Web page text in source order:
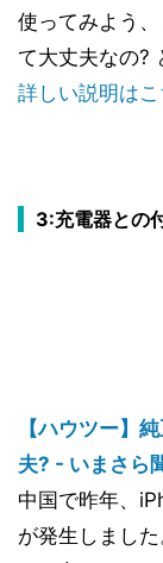
使ってみよう
て大丈夫なの?
詳しい説明は
3:充電器との
【ハウツー】
夫? - いまさら
中国で昨年、
が発生しまし